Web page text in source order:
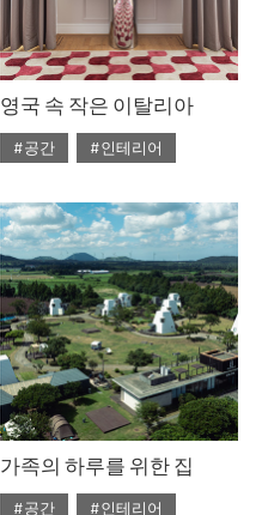
영국 속 작은 이탈리아
#공간
#인테리어
가족의 하루를 위한 집
#공간
#인테리어